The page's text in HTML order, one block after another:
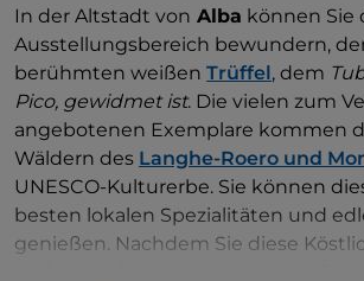
In der Altstadt von Alba können Sie
Ausstellungsbereich bewundern,
berühmten weißen Trüffel , dem
Pico, gewidmet ist. Die vielen zum
angebotenen Exemplare kommen
Wäldern des Langhe-Roero und
UNESCO-Kulturerbe. Sie können
besten lokalen Spezialitäten und
genießen. Nachdem Sie diese